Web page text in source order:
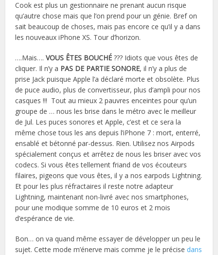
Cook est plus un gestionnaire ne prenant aucun risque
qu’autre chose mais que l’on prend pour un génie. Bref on
sait beaucoup de choses, mais pas encore ce qu’il y a dans
les nouveaux iPhone XS. Tour d’horizon.
….Mais….VOUS ÊTES BOUCHÉ ??? Idiots que vous êtes de
cliquer. Il n’y a PAS DE PARTIE SONORE, il n’y a plus de
prise Jack puisque Apple l’a déclaré morte et obsolète. Plus
de puce audio, plus de convertisseur, plus d’ampli pour nos
casques !!! Tout au mieux 2 pauvres enceintes pour qu’un
groupe de … nous les brise dans le métro avec le meilleur
de Jul. Les puces sonores et Apple, c’est et ce sera la
même chose tous les ans depuis l’iPhone 7 : mort, enterré,
ensablé et bétonné par-dessus. Rien. Utilisez nos Airpods
spécialement conçus et arrêtez de nous les briser avec vos
codecs. Si vous êtes tellement friand de vos écouteurs
filaires, pigeons que vous êtes, il y a nos earpods Lightning.
Et pour les plus réfractaires il reste notre adapteur
Lightning, maintenant non-livré avec nos smartphones,
pour une modique somme de 10 euros et 2 mois
d’espérance de vie.
Bon… on va quand même essayer de développer un peu le
sujet. Cette mode m’énerve mais comme je le précisedans